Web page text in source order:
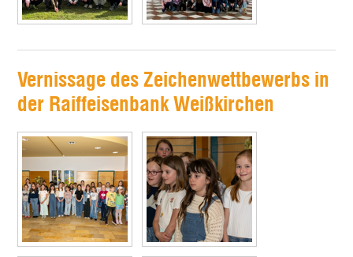
Vernissage des Zeichenwettbewerbs in
der Raiffeisenbank Weißkirchen